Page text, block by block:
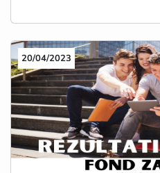
20/04/2023